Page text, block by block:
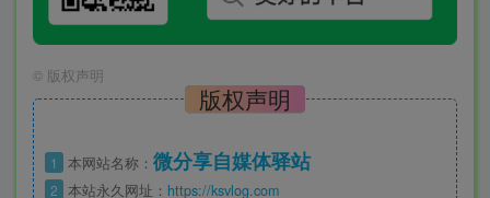
© 版权声明
版权声明
1 本网站名称： 微分享自媒体驿站
2 本站永久网址： https://ksvlog.com